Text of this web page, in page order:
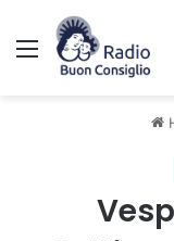
Menu